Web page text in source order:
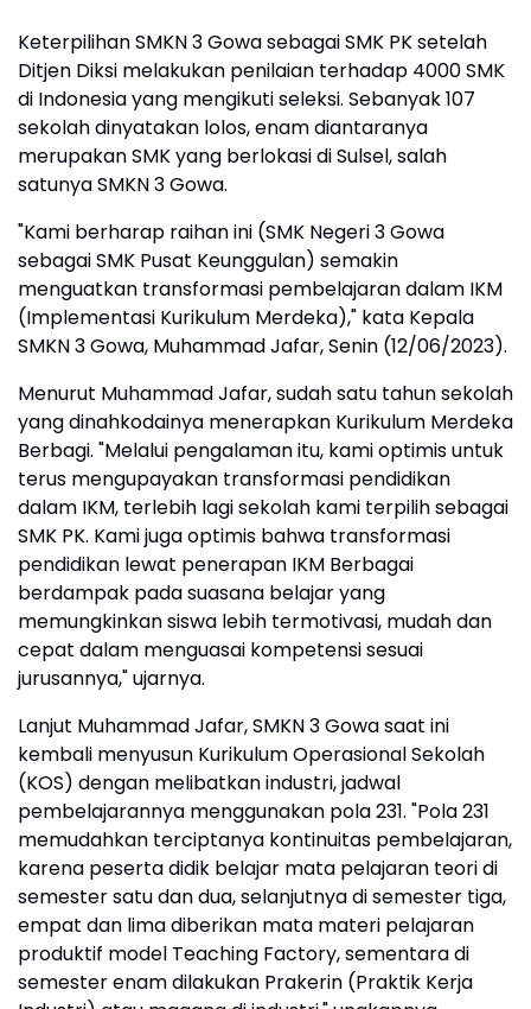
Keterpilihan SMKN 3 Gowa sebagai SMK PK setelah
Ditjen Diksi melakukan penilaian terhadap 4000 SMK
di Indonesia yang mengikuti seleksi. Sebanyak 107
sekolah dinyatakan lolos, enam diantaranya
merupakan SMK yang berlokasi di Sulsel, salah
satunya SMKN 3 Gowa.
"Kami berharap raihan ini (SMK Negeri 3 Gowa
sebagai SMK Pusat Keunggulan) semakin
menguatkan transformasi pembelajaran dalam IKM
(Implementasi Kurikulum Merdeka)," kata Kepala
SMKN 3 Gowa, Muhammad Jafar, Senin (12/06/2023).
Menurut Muhammad Jafar, sudah satu tahun sekolah
yang dinahkodainya menerapkan Kurikulum Merdeka
Berbagi. "Melalui pengalaman itu, kami optimis untuk
terus mengupayakan transformasi pendidikan
dalam IKM, terlebih lagi sekolah kami terpilih sebagai
SMK PK. Kami juga optimis bahwa transformasi
pendidikan lewat penerapan IKM Berbagai
berdampak pada suasana belajar yang
memungkinkan siswa lebih termotivasi, mudah dan
cepat dalam menguasai kompetensi sesuai
jurusannya," ujarnya.
Lanjut Muhammad Jafar, SMKN 3 Gowa saat ini
kembali menyusun Kurikulum Operasional Sekolah
(KOS) dengan melibatkan industri, jadwal
pembelajarannya menggunakan pola 231. "Pola 231
memudahkan terciptanya kontinuitas pembelajaran,
karena peserta didik belajar mata pelajaran teori di
semester satu dan dua, selanjutnya di semester tiga,
empat dan lima diberikan mata materi pelajaran
produktif model Teaching Factory, sementara di
semester enam dilakukan Prakerin (Praktik Kerja